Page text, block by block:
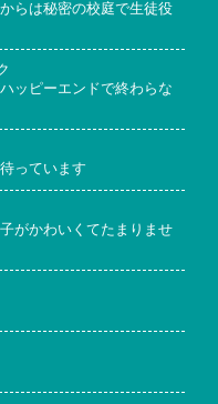
らは秘密の校庭で生徒役
ッピーエンドで終わらな
っています
がかわいくてたまりませ